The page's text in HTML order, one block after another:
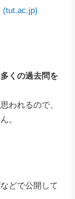
(tut.ac.jp)
くの過去問を
われるので、
。
どで公開して